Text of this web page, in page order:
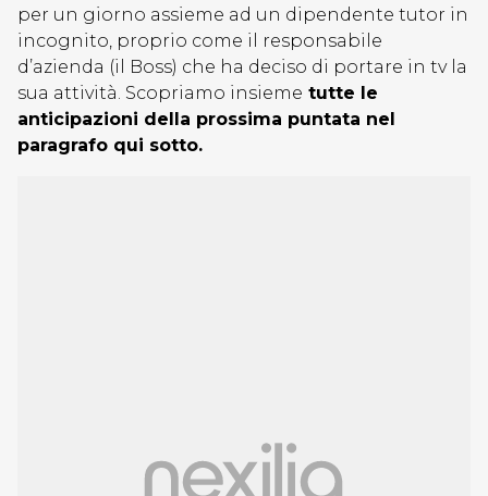
per un giorno assieme ad un dipendente tutor in
incognito, proprio come il responsabile
d’azienda (il Boss) che ha deciso di portare in tv la
sua attività. Scopriamo insieme tutte le
anticipazioni della prossima puntata nel
paragrafo qui sotto.